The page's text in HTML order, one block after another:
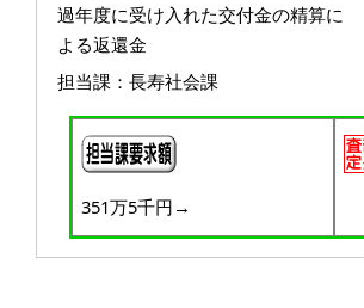
過年度に受け入れた交付金の精算に
よる返還金
担当課：長寿社会課
351万5千円→